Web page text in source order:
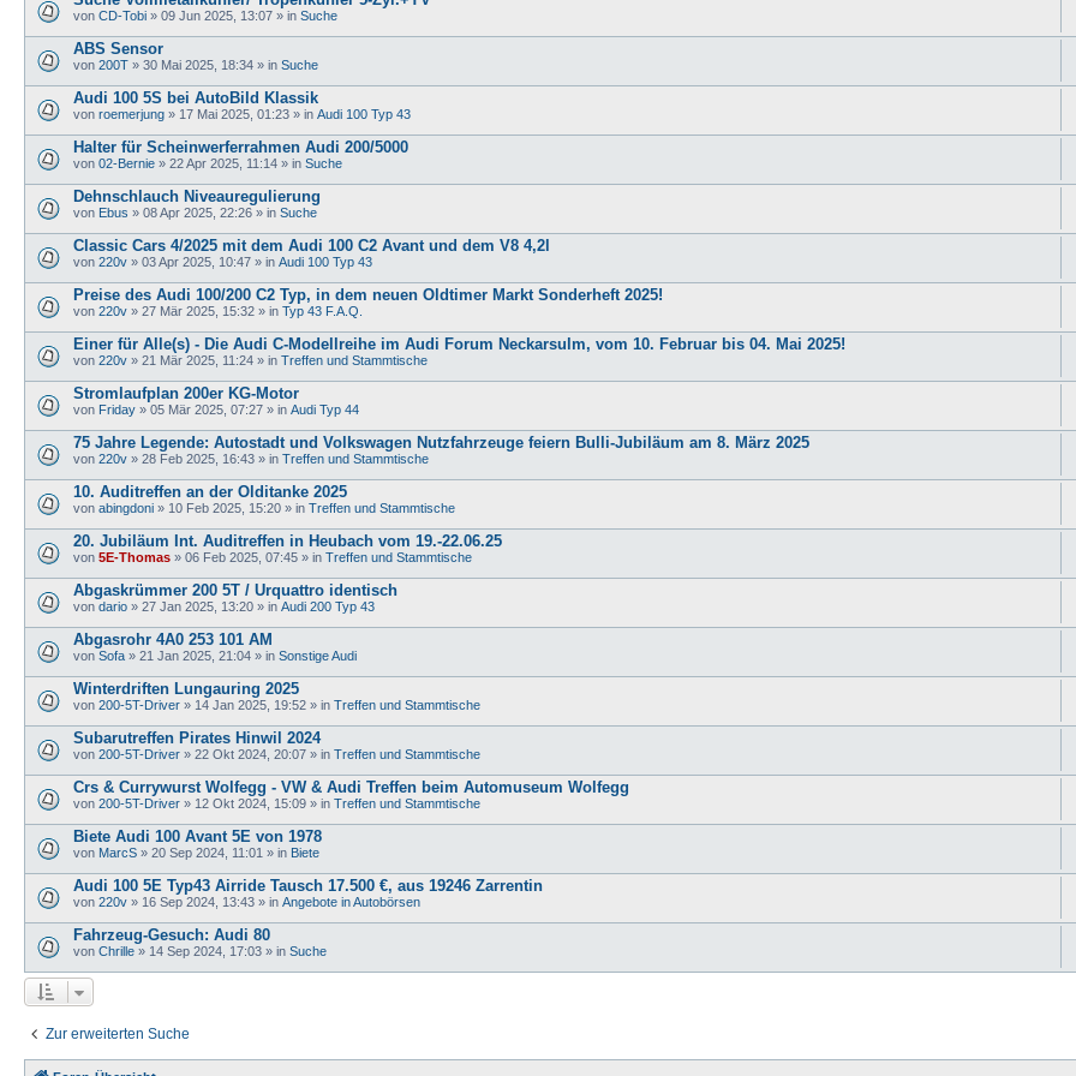
von CD-Tobi » 09 Jun 2025, 13:07 » in Suche
ABS Sensor
von 200T » 30 Mai 2025, 18:34 » in Suche
Audi 100 5S bei AutoBild Klassik
von roemerjung » 17 Mai 2025, 01:23 » in Audi 100 Typ 43
Halter für Scheinwerferrahmen Audi 200/5000
von 02-Bernie » 22 Apr 2025, 11:14 » in Suche
Dehnschlauch Niveauregulierung
von Ebus » 08 Apr 2025, 22:26 » in Suche
Classic Cars 4/2025 mit dem Audi 100 C2 Avant und dem V8 4,2l
von 220v » 03 Apr 2025, 10:47 » in Audi 100 Typ 43
Preise des Audi 100/200 C2 Typ, in dem neuen Oldtimer Markt Sonderheft 2025!
von 220v » 27 Mär 2025, 15:32 » in Typ 43 F.A.Q.
Einer für Alle(s) - Die Audi C-Modellreihe im Audi Forum Neckarsulm, vom 10. Februar bis 04. Mai 2025!
von 220v » 21 Mär 2025, 11:24 » in Treffen und Stammtische
Stromlaufplan 200er KG-Motor
von Friday » 05 Mär 2025, 07:27 » in Audi Typ 44
75 Jahre Legende: Autostadt und Volkswagen Nutzfahrzeuge feiern Bulli-Jubiläum am 8. März 2025
von 220v » 28 Feb 2025, 16:43 » in Treffen und Stammtische
10. Auditreffen an der Olditanke 2025
von abingdoni » 10 Feb 2025, 15:20 » in Treffen und Stammtische
20. Jubiläum Int. Auditreffen in Heubach vom 19.-22.06.25
von 5E-Thomas » 06 Feb 2025, 07:45 » in Treffen und Stammtische
Abgaskrümmer 200 5T / Urquattro identisch
von dario » 27 Jan 2025, 13:20 » in Audi 200 Typ 43
Abgasrohr 4A0 253 101 AM
von Sofa » 21 Jan 2025, 21:04 » in Sonstige Audi
Winterdriften Lungauring 2025
von 200-5T-Driver » 14 Jan 2025, 19:52 » in Treffen und Stammtische
Subarutreffen Pirates Hinwil 2024
von 200-5T-Driver » 22 Okt 2024, 20:07 » in Treffen und Stammtische
Crs & Currywurst Wolfegg - VW & Audi Treffen beim Automuseum Wolfegg
von 200-5T-Driver » 12 Okt 2024, 15:09 » in Treffen und Stammtische
Biete Audi 100 Avant 5E von 1978
von MarcS » 20 Sep 2024, 11:01 » in Biete
Audi 100 5E Typ43 Airride Tausch 17.500 €, aus 19246 Zarrentin
von 220v » 16 Sep 2024, 13:43 » in Angebote in Autobörsen
Fahrzeug-Gesuch: Audi 80
von Chrille » 14 Sep 2024, 17:03 » in Suche
Zur erweiterten Suche